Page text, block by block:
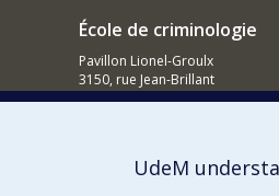
École de criminologie
Pavillon Lionel-Groulx
3150, rue Jean-Brillant
Montréal (QC)
UdeM